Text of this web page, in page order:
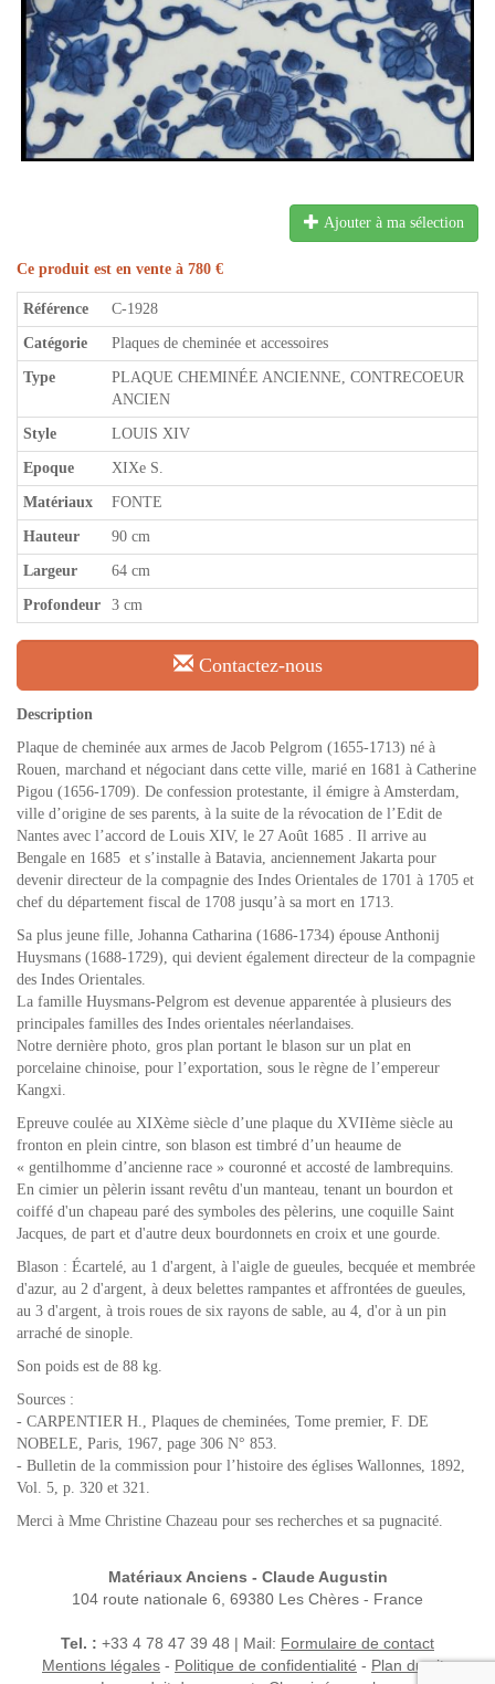
Ajouter à ma sélection
Ce produit est en vente à 780 €
Référence C-1928
Catégorie Plaques de cheminée et accessoires
Type
PLAQUE CHEMINÉE ANCIENNE, CONTRECOEUR
ANCIEN
Style LOUIS XIV
Epoque XIXe S.
Matériaux FONTE
Hauteur 90 cm
Largeur 64 cm
Profondeur 3 cm
Contactez-nous
Description
Plaque de cheminée aux armes de Jacob Pelgrom (1655-1713) né à
Rouen, marchand et négociant dans cette ville, marié en 1681 à Catherine
Pigou (1656-1709). De confession protestante, il émigre à Amsterdam,
ville d’origine de ses parents, à la suite de la révocation de l’Edit de
Nantes avec l’accord de Louis XIV, le 27 Août 1685 . Il arrive au
Bengale en 1685 et s’installe à Batavia, anciennement Jakarta pour
devenir directeur de la compagnie des Indes Orientales de 1701 à 1705 et
chef du département fiscal de 1708 jusqu’à sa mort en 1713.
Sa plus jeune fille, Johanna Catharina (1686-1734) épouse Anthonij
Huysmans (1688-1729), qui devient également directeur de la compagnie
des Indes Orientales.
La famille Huysmans-Pelgrom est devenue apparentée à plusieurs des
principales familles des Indes orientales néerlandaises.
Notre dernière photo, gros plan portant le blason sur un plat en
porcelaine chinoise, pour l’exportation, sous le règne de l’empereur
Kangxi.
Epreuve coulée au XIXème siècle d’une plaque du XVIIème siècle au
fronton en plein cintre, son blason est timbré d’un heaume de
« gentilhomme d’ancienne race » couronné et accosté de lambrequins.
En cimier un pèlerin issant revêtu d'un manteau, tenant un bourdon et
coiffé d'un chapeau paré des symboles des pèlerins, une coquille Saint
Jacques, de part et d'autre deux bourdonnets en croix et une gourde.
Blason : Écartelé, au 1 d'argent, à l'aigle de gueules, becquée et membrée
d'azur, au 2 d'argent, à deux belettes rampantes et affrontées de gueules,
au 3 d'argent, à trois roues de six rayons de sable, au 4, d'or à un pin
arraché de sinople.
Son poids est de 88 kg.
Sources :
- CARPENTIER H., Plaques de cheminées, Tome premier, F. DE
NOBELE, Paris, 1967, page 306 N° 853.
- Bulletin de la commission pour l’histoire des églises Wallonnes, 1892,
Vol. 5, p. 320 et 321.
Merci à Mme Christine Chazeau pour ses recherches et sa pugnacité.
Matériaux Anciens - Claude Augustin
104 route nationale 6, 69380 Les Chères - France
Tel. : +33 4 78 47 39 48 | Mail: Formulaire de contact
Mentions légales - Politique de confidentialité - Plan du site